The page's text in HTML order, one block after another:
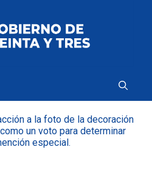
a la foto de la decoración
un voto para determinar
especial.